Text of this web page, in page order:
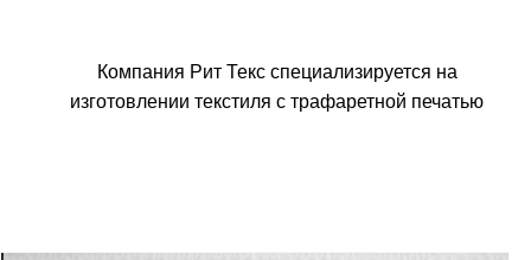
Компания Рит Текс специализируется на
изготовлении текстиля с трафаретной печатью